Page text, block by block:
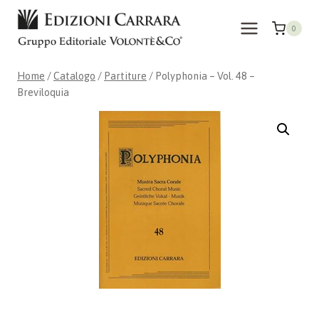
Salta
contenuto
0
Home /Catalogo / Partiture / Polyphonia – Vol. 48 –
Breviloquia